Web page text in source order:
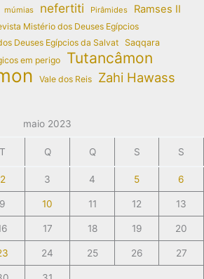
múmias nefertiti Pirâmides Ramses II
Mistério dos Deuses Egípcios
Deuses Egípcios da Salvat
Saqqara
em perigo
Tutancâmon
Vale dos Reis Zahi Hawass
maio 2023
T Q Q S S
2 3 4 5 6
9 10 11 12 13
17 18 19 20
24 25 26 27